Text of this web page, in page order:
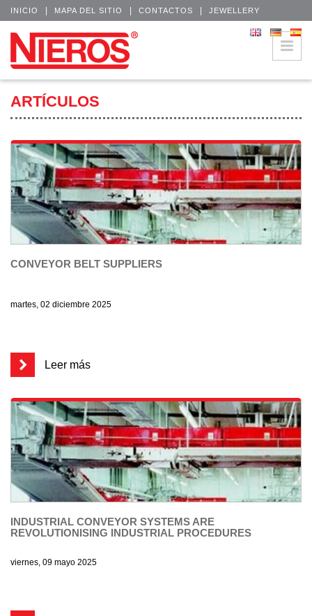
INICIO MAPA DEL SITIO CONTACTOS JEWELLERY
ARTÍCULOS
CONVEYOR BELT SUPPLIERS
martes, 02 diciembre 2025
Leer más
INDUSTRIAL CONVEYOR SYSTEMS ARE
REVOLUTIONISING INDUSTRIAL PROCEDURES
viernes, 09 mayo 2025